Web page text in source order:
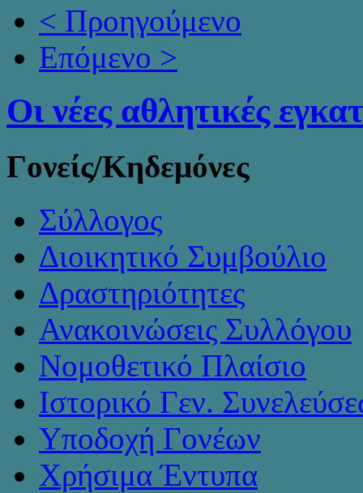
< Προηγούμενο
Επόμενο >
Οι νέες αθλητικές
Γονείς/Κηδεμόνες
Σύλλογος
Διοικητικό Συμβούλιο
Δραστηριότητες
Ανακοινώσεις Συλλόγου
Νομοθετικό Πλαίσιο
Ιστορικό Γεν.
Υποδοχή Γονέων
Χρήσιμα Έντυπα